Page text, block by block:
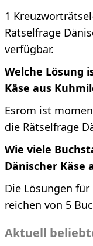
1
Rätselfrage
verfügbar.
Welche Lösung
Käse aus
Esrom ist
die Rätselfrage
Wie viele
Dänischer Käse
Die Lösungen
reichen von 5
Aktuell